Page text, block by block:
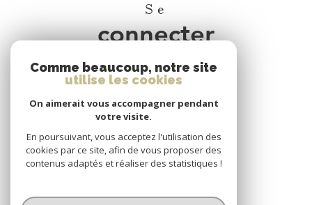
Se
connecter
espace propriétaire
Nous
adhérons
Comme beaucoup, notre site
utilise les cookies
On aimerait vous accompagner pendant
votre visite.
En poursuivant, vous acceptez l'utilisation des
cookies par ce site, afin de vous proposer des
contenus adaptés et réaliser des statistiques !